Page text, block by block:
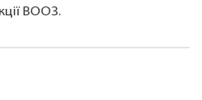
ВООЗ.